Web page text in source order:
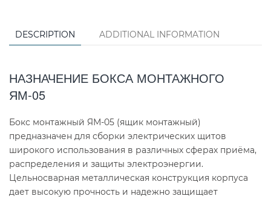
DESCRIPTION ADDITIONAL INFORMATION
НАЗНАЧЕНИЕ БОКСА МОНТАЖНОГО
ЯМ-05
Бокс монтажный ЯМ-05 (ящик монтажный)
предназначен для сборки электрических щитов
широкого использования в различных сферах приёма,
распределения и защиты электроэнергии.
Цельносварная металлическая конструкция корпуса
дает высокую прочность и надежно защищает